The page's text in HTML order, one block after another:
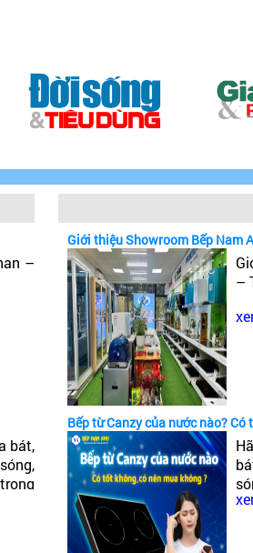
–
bát,
Giới thiệu Showroom Bếp Nam
–
Bếp từ Canzy của nước nào?